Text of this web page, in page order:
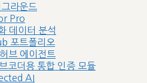
라운드
Pro
데이터 분석
포트폴리오
브 에이전트
코더용 통합 인증 모듈
AI